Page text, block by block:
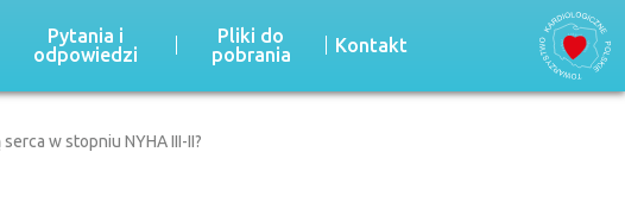
Pytania i
odpowiedzi
Pliki do
pobrania
Kontakt
w stopniu NYHA III-II?